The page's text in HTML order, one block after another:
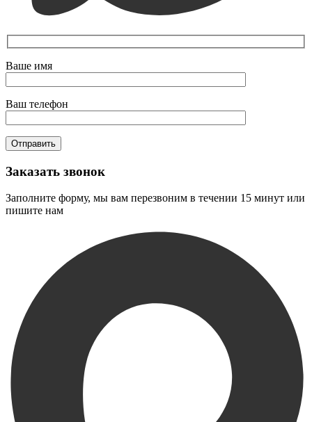
Ваше имя
Ваш телефон
Заказать звонок
Заполните форму, мы вам перезвоним в течении 15 минут или
пишите нам